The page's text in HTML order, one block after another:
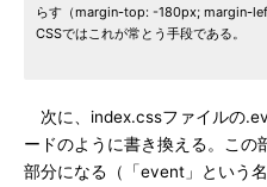
らす（margin-top: -180px; margin-
CSSではこれが常とう手段である。
次に、index.cssファイルの
ードのように書き換える。この
部分になる（「event」という